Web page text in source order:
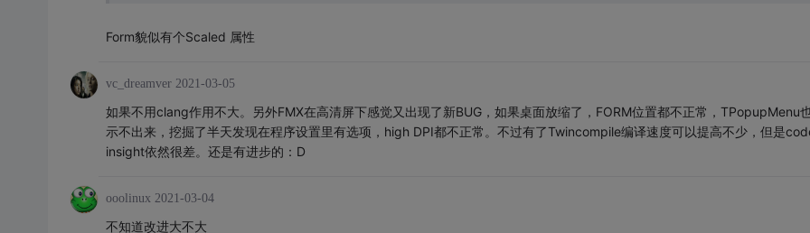
Form貌似有个Scaled 属性
vc_dreamver 2021-03-05
如果不用clang作用不大。另外FMX在高清屏下感觉又出现了新BUG，如果桌面放缩了，FORM位置都不正常，TPopupMenu
示不出来，挖掘了半天发现在程序设置里有选项，high DPI都不正常。不过有了Twincompile编译速度可以提高不少，但是
insight依然很差。还是有进步的：D
ooolinux 2021-03-04
不知道改进大不大